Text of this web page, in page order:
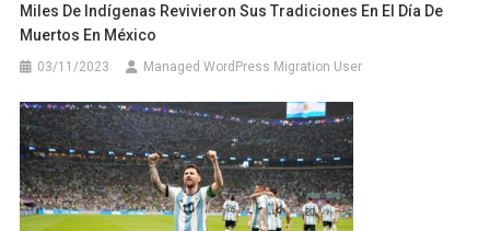
Miles De Indígenas Revivieron Sus Tradiciones En El Día De
Muertos En México
03/11/2023 Managed WordPress Migration User